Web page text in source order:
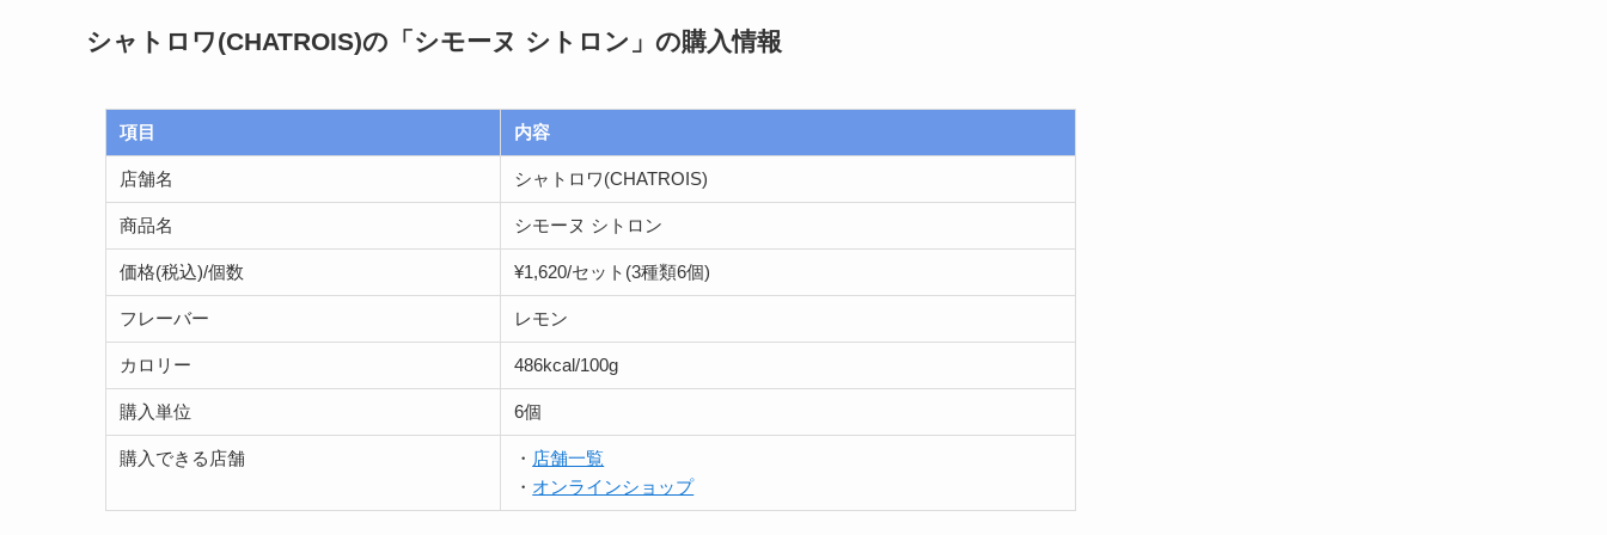
シャトロワ(CHATROIS)の「シモーヌ シトロン」 の購入情報
項目 内容
店舗名 シャトロワ(CHATROIS)
商品名 シモーヌ シトロン
価格(税込)/個数 ¥1,620/セット(3種類6個)
フレーバー レモン
カロリー 486kcal/100g
購入単位 6個
購入できる店舗 ・ 店舗一覧
・ オンラインショップ